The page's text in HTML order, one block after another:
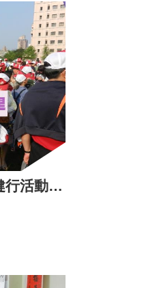
本里參加101年度親山健行活動花絮